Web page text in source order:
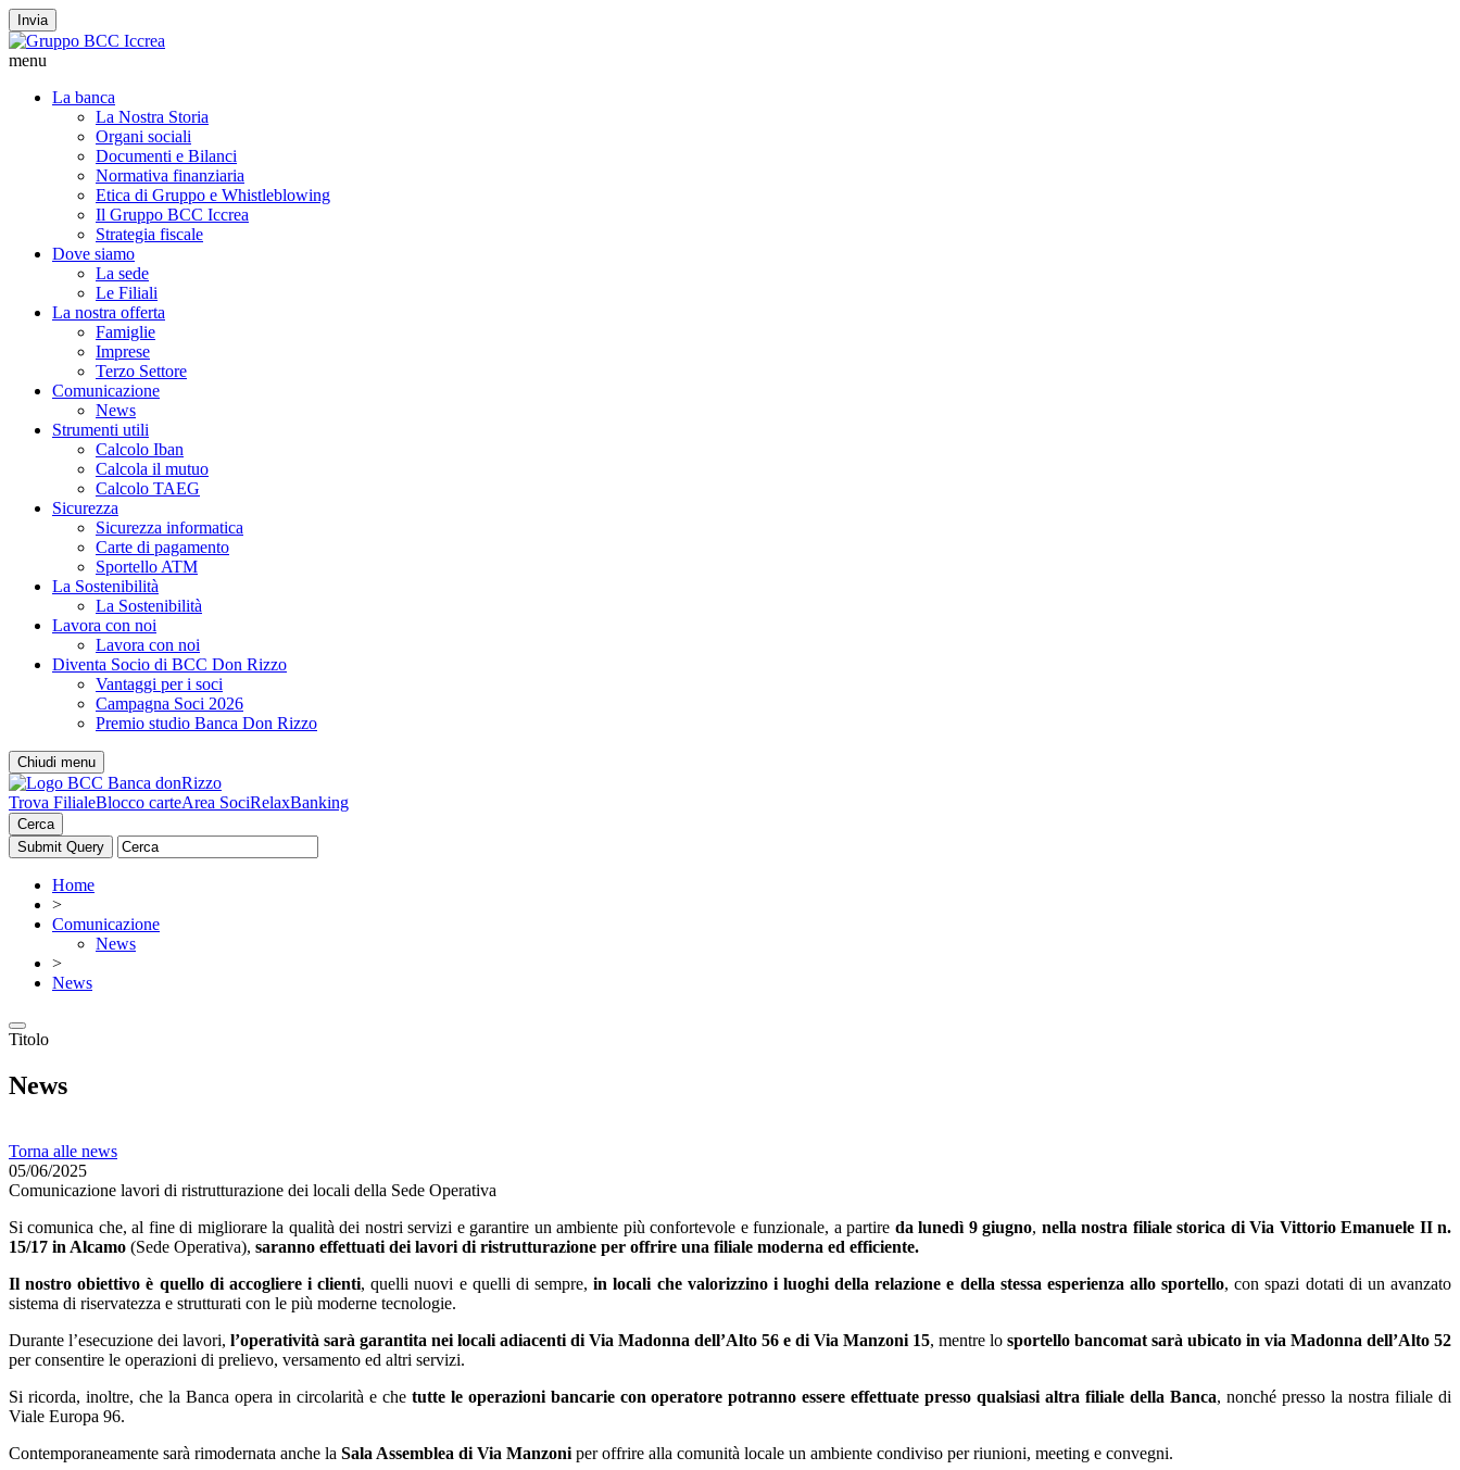
Invia
menu
La banca
La Nostra Storia
Organi sociali
Documenti e Bilanci
Normativa finanziaria
Etica di Gruppo e Whistleblowing
Il Gruppo BCC Iccrea
Strategia fiscale
Dove siamo
La sede
Le Filiali
La nostra offerta
Famiglie
Imprese
Terzo Settore
Comunicazione
News
Strumenti utili
Calcolo Iban
Calcola il mutuo
Calcolo TAEG
Sicurezza
Sicurezza informatica
Carte di pagamento
Sportello ATM
La Sostenibilità
La Sostenibilità
Lavora con noi
Lavora con noi
Diventa Socio di BCC Don Rizzo
Vantaggi per i soci
Campagna Soci 2026
Premio studio Banca Don Rizzo
Chiudi menu
Trova FilialeBlocco carteArea SociRelaxBanking
Cerca
Home
>
Comunicazione
News
>
News
Titolo
News
Torna alle news
05/06/2025
Comunicazione lavori di ristrutturazione dei locali della Sede Operativa
Si comunica che, al fine di migliorare la qualità dei nostri servizi e garantire un ambiente più confortevole e funzionale, a partire da lunedì 9 giugno, nella nostra filiale storica di Via Vittorio Emanuele II n.
15/17 in Alcamo (Sede Operativa), saranno effettuati dei lavori di ristrutturazione per offrire una filiale moderna ed efficiente.
Il nostro obiettivo è quello di accogliere i clienti, quelli nuovi e quelli di sempre,in locali che valorizzino i luoghi della relazione e della stessa esperienza allo sportello, con spazi dotati di un avanzato
sistema di riservatezza e strutturati con le più moderne tecnologie.
Durante l’esecuzione dei lavori, l’operatività sarà garantita nei locali adiacenti di Via Madonna dell’Alto 56 e di Via Manzoni 15, mentre lo sportello bancomat sarà ubicato in via Madonna dell’Alto 52
per consentire le operazioni di prelievo, versamento ed altri servizi.
Si ricorda, inoltre, che la Banca opera in circolarità e che tutte le operazioni bancarie con operatore potranno essere effettuate presso qualsiasi altra filiale della Banca, nonché presso la nostra filiale di
Viale Europa 96.
Contemporaneamente sarà rimodernata anche la Sala Assemblea di Via Manzoni per offrire alla comunità locale un ambiente condiviso per riunioni, meeting e convegni.